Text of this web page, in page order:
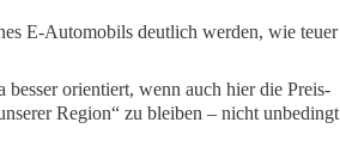
E-Automobils deutlich werden, wie teuer
orientiert, wenn auch hier die Preis-
Region“ zu bleiben – nicht unbedingt